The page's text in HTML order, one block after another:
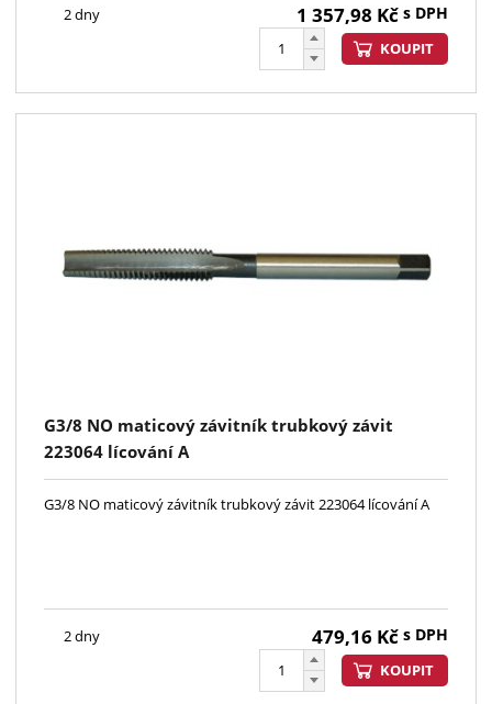
2 dny 1 357,98 Kč s DPH
KOUPIT
G3/8 NO maticový závitník trubkový závit
223064 lícování A
G3/8 NO maticový závitník trubkový závit 223064 lícování A
2 dny 479,16 Kč s DPH
KOUPIT